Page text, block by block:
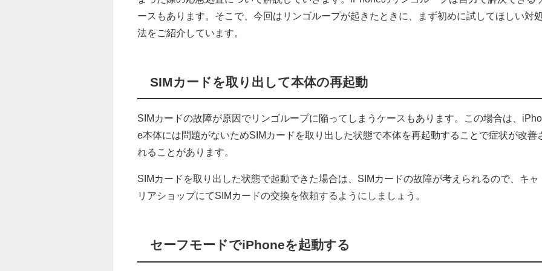
ースもあります。そこで、今回はリンゴループが起きたときに、まず初めに試してほしい対
法をご紹介しています。
SIMカードを取り出して本体の再起動
SIMカードの故障が原因でリンゴループに陥ってしまうケースもあります。この場合は、
e本体には問題がないためSIMカードを取り出した状態で本体を再起動することで症状が改善
れることがあります。
SIMカードを取り出した状態で起動できた場合は、SIMカードの故障が考えられるので、キャ
リアショップにてSIMカードの交換を依頼するようにしましょう。
セーフモードでiPhoneを起動する